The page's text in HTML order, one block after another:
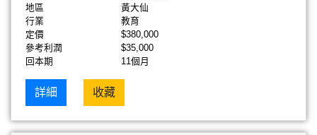
地區
黃大仙
行業
教育
定價
$380,000
參考利潤
$35,000
回本期
11個月
詳細 收藏